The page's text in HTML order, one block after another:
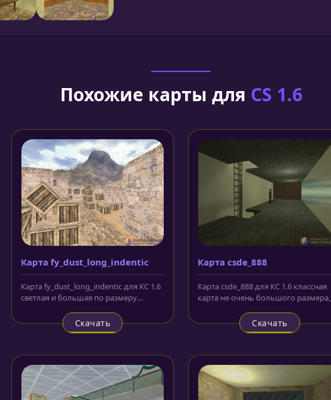
Похожие карты для CS 1.6
Карта fy_dust_long_indentic
Карта fy_dust_long_indentic для КС 1.6
светлая и большая по размеру
Скачать
Карта csde_888
Карта csde_888 для КС 1.6 классная
карта не очень большого размера,
Скачать